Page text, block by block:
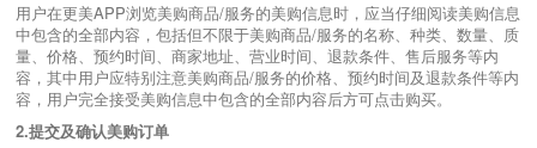
用户在更美APP浏览美购商品/服务的美购信息时，应当仔细阅读美购信息
中包含的全部内容，包括但不限于美购商品/服务的名称、种类、数量、质
量、价格、预约时间、商家地址、营业时间、退款条件、售后服务等内
容，其中用户应特别注意美购商品/服务的价格、预约时间及退款条件等内
容，用户完全接受美购信息中包含的全部内容后方可点击购买。
2.提交及确认美购订单